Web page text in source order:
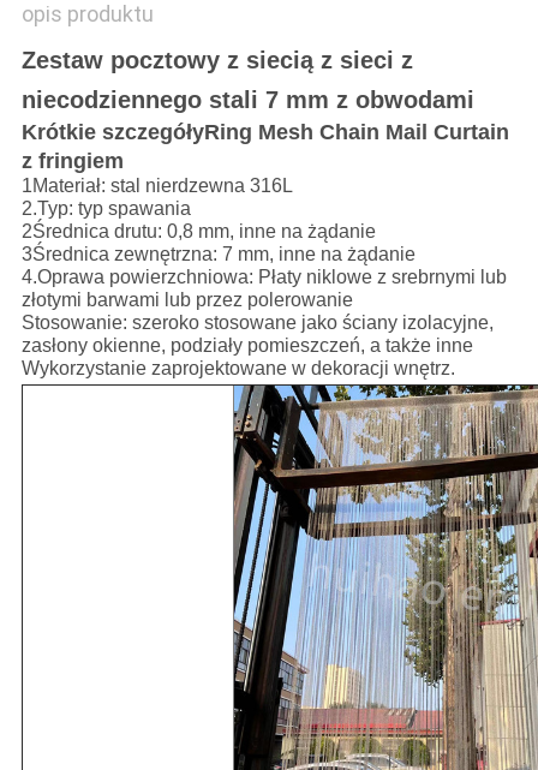
opis produktu
Zestaw pocztowy z siecią z sieci z
niecodziennego stali 7 mm z obwodami
Krótkie szczegółyRing Mesh Chain Mail Curtain
z fringiem
1Materiał: stal nierdzewna 316L
2.Typ: typ spawania
2Średnica drutu: 0,8 mm, inne na żądanie
3Średnica zewnętrzna: 7 mm, inne na żądanie
4.Oprawa powierzchniowa: Płaty niklowe z srebrnymi lub
złotymi barwami lub przez polerowanie
Stosowanie: szeroko stosowane jako ściany izolacyjne,
zasłony okienne, podziały pomieszczeń, a także inne
Wykorzystanie zaprojektowane w dekoracji wnętrz.